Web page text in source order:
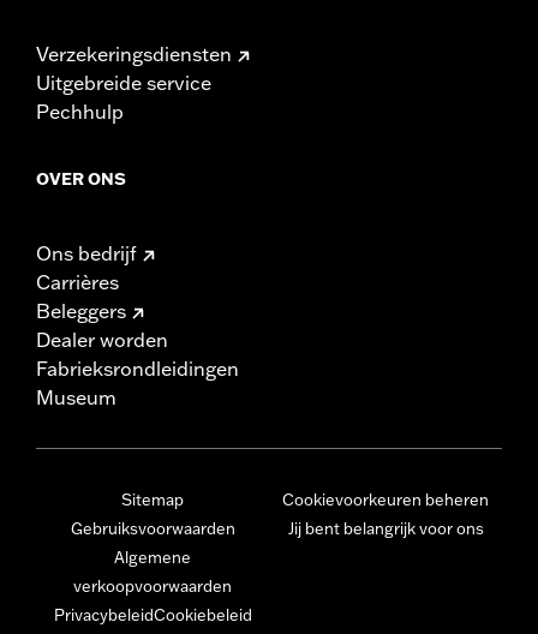
Verzekeringsdiensten
Uitgebreide service
Pechhulp
OVER ONS
Ons bedrijf
Carrières
Beleggers
Dealer worden
Fabrieksrondleidingen
Museum
Sitemap
Gebruiksvoorwaarden
Algemene
verkoopvoorwaarden
PrivacybeleidCookiebeleid
Cookievoorkeuren beheren
Jij bent belangrijk voor ons